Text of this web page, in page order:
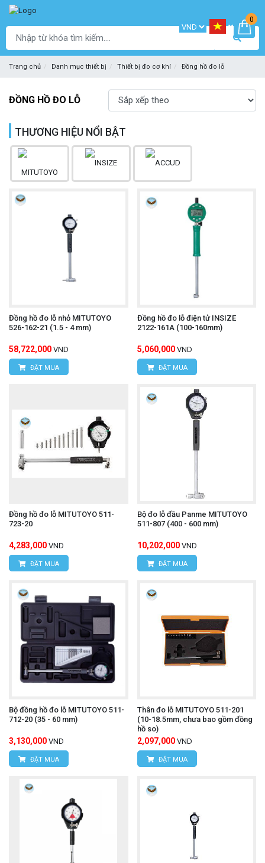
0
Trang chủ Danh mục thiết bị Thiết bị đo cơ khí Đồng hồ đo lỗ
ĐỒNG HỒ ĐO LỖ
THƯƠNG HIỆU NỔI BẬT
Đồng hồ đo lỗ nhỏ MITUTOYO
526-162-21 (1.5 - 4 mm)
58,722,000 VND
ĐẶT MUA
Đồng hồ đo lỗ điện tử INSIZE
2122-161A (100-160mm)
5,060,000 VND
ĐẶT MUA
Đồng hồ đo lỗ MITUTOYO 511-
723-20
4,283,000 VND
ĐẶT MUA
Bộ đo lỗ đầu Panme MITUTOYO
511-807 (400 - 600 mm)
10,202,000 VND
ĐẶT MUA
Bộ đồng hồ đo lỗ MITUTOYO 511-
712-20 (35 - 60 mm)
3,130,000 VND
ĐẶT MUA
Thân đo lỗ MITUTOYO 511-201
(10-18.5mm, chưa bao gồm đồng
hồ so)
2,097,000 VND
ĐẶT MUA